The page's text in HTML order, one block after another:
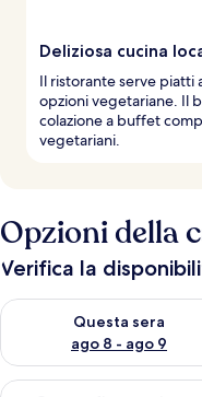
Deliziosa cucina
Il ristorante serve piatti
opzioni vegetariane. Il
colazione a buffet
vegetariani.
Opzioni della
Verifica la
Questa sera
ago 8 - ago 9
Verifica la disponibilità
Verifica la disponibilità